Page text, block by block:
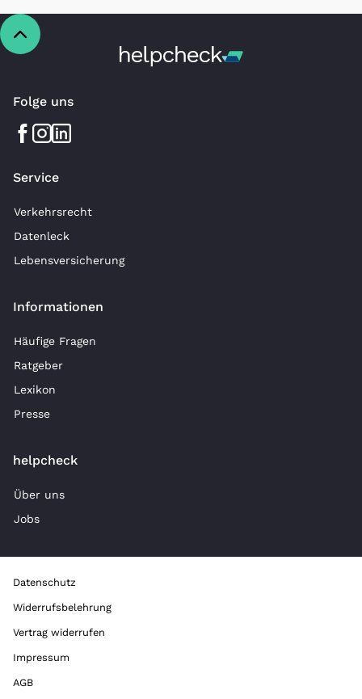
Folge uns
Service
Verkehrsrecht
Datenleck
Lebensversicherung
Informationen
Häufige Fragen
Ratgeber
Lexikon
Presse
helpcheck
Über uns
Jobs
Datenschutz
Widerrufsbelehrung
Vertrag widerrufen
Impressum
AGB